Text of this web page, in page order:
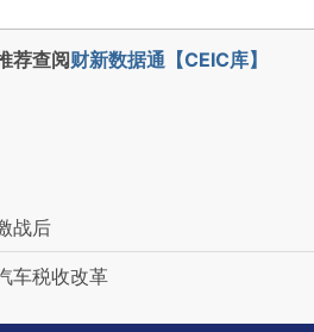
荐查阅财新数据通【CEIC库】
战后
车税收改革